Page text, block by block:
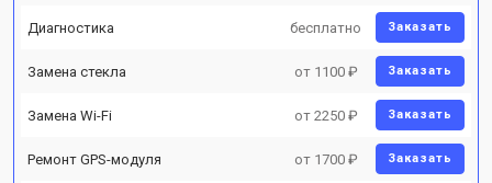
Диагностика бесплатно Заказать
Замена стекла от 1100 ₽ Заказать
Замена Wi-Fi от 2250 ₽ Заказать
Ремонт GPS-модуля от 1700 ₽ Заказать